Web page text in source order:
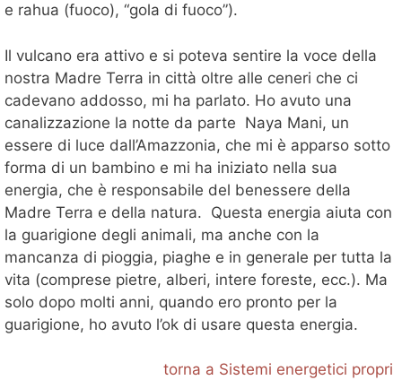
e rahua (fuoco), “gola di fuoco”).
Il vulcano era attivo e si poteva sentire la voce della
nostra Madre Terra in città oltre alle ceneri che ci
cadevano addosso, mi ha parlato. Ho avuto una
canalizzazione la notte da parte Naya Mani, un
essere di luce dall’Amazzonia, che mi è apparso sotto
forma di un bambino e mi ha iniziato nella sua
energia, che è responsabile del benessere della
Madre Terra e della natura. Questa energia aiuta con
la guarigione degli animali, ma anche con la
mancanza di pioggia, piaghe e in generale per tutta la
vita (comprese pietre, alberi, intere foreste, ecc.). Ma
solo dopo molti anni, quando ero pronto per la
guarigione, ho avuto l’ok di usare questa energia.
torna a Sistemi energetici propri